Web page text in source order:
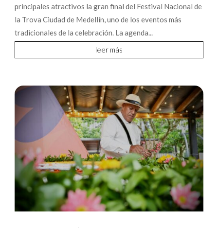
principales atractivos la gran final del Festival Nacional de
la Trova Ciudad de Medellín, uno de los eventos más
tradicionales de la celebración. La agenda...
leer más